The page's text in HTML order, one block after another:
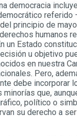
democracia
referido
principio de
humanos
un Estado
u objetivo
en nuestra
Pero,
debe incorporar
que,
político o
su derecho a